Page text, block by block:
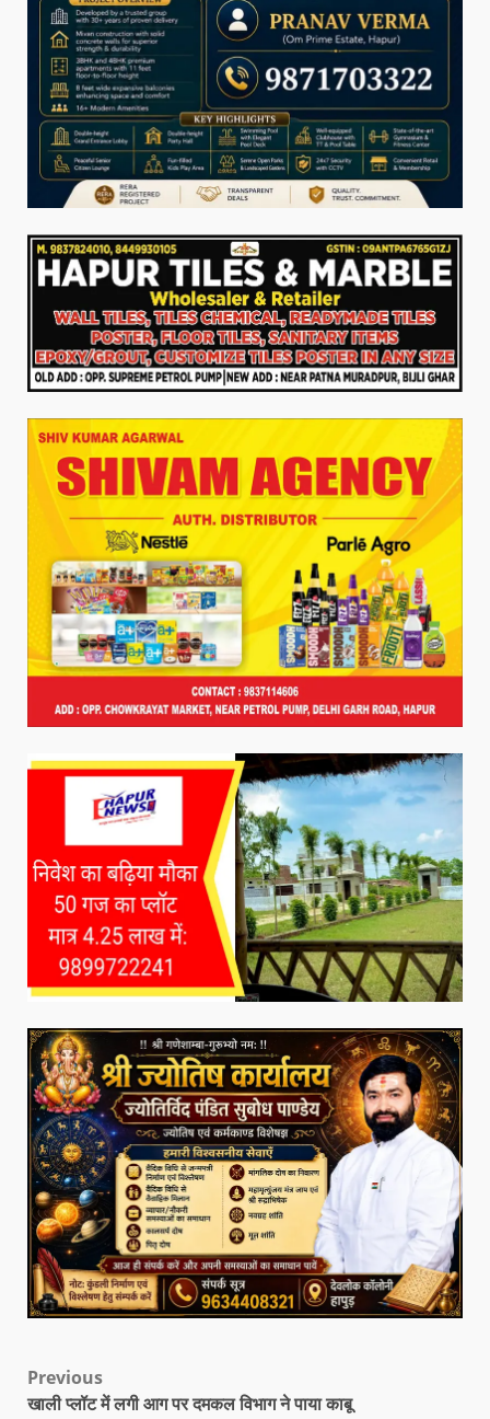
Previous
खाली प्लॉट में लगी आग पर दमकल विभाग ने पाया काबू